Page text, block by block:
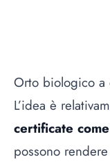
Orto biologico a
L’idea è
certificate
possono